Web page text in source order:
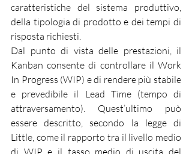
caratteristiche del sistema produttivo,
della tipologia di prodotto e dei tempi di
risposta richiesti.
Dal punto di vista delle prestazioni, il
Kanban consente di controllare il Work
In Progress (WIP) e di rendere più stabile
e prevedibile il Lead Time (tempo di
attraversamento). Quest’ultimo può
essere descritto, secondo la legge di
Little, come il rapporto tra il livello medio
di WIP e il tasso medio di uscita del